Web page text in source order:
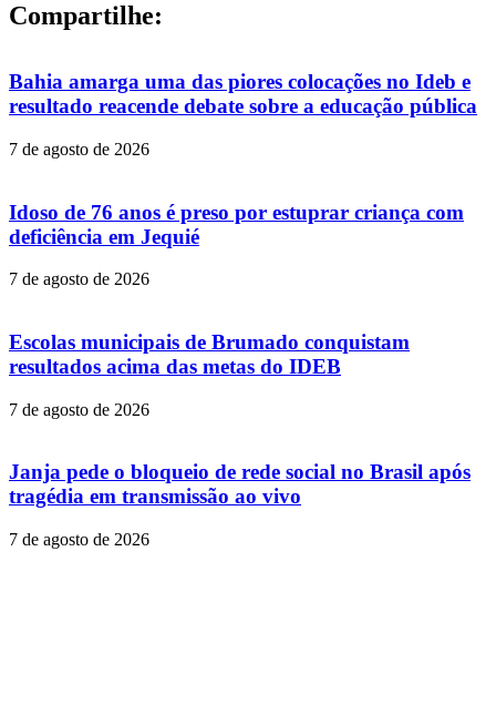
Compartilhe:
Bahia amarga uma das piores colocações no Ideb e
resultado reacende debate sobre a educação pública
7 de agosto de 2026
Idoso de 76 anos é preso por estuprar criança com
deficiência em Jequié
7 de agosto de 2026
Escolas municipais de Brumado conquistam
resultados acima das metas do IDEB
7 de agosto de 2026
Janja pede o bloqueio de rede social no Brasil após
tragédia em transmissão ao vivo
7 de agosto de 2026